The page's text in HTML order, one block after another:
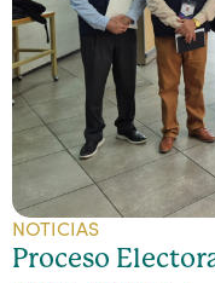
NOTICIAS
Proceso